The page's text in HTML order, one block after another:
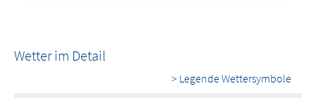
Wetter im Detail
> Legende Wettersymbole